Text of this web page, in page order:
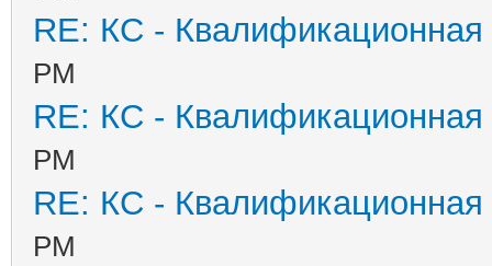
RE: КС - Квалификационная
PM
RE: КС - Квалификационная
PM
RE: КС - Квалификационная
PM